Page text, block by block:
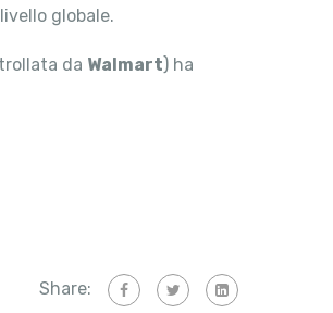
globale.
da Walmart) ha
Share: